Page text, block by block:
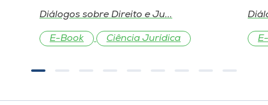
Diálogos sobre Direito e Ju...
E-Book Ciência Jurídica